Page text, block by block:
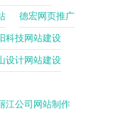
德宏网页推广
科技网站建设
设计网站建设
江公司网站制作